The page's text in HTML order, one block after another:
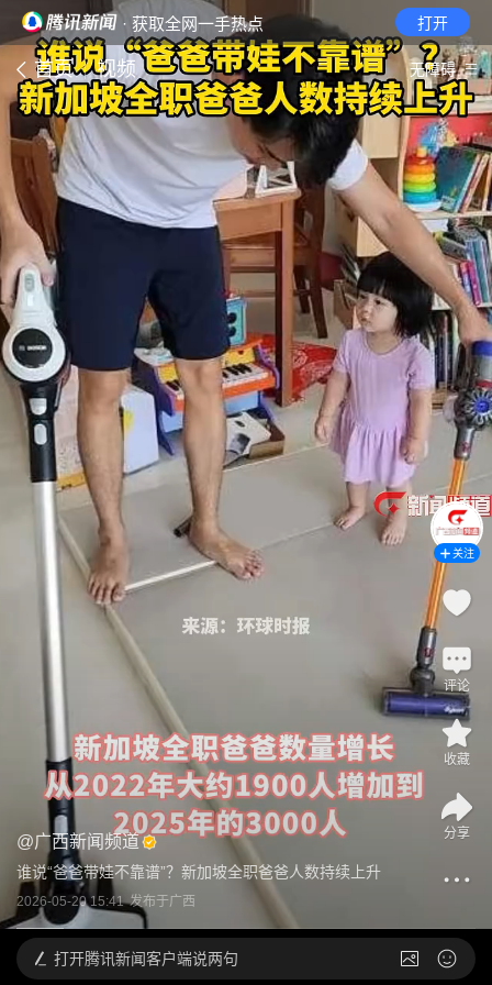
· 获取全网一手热点 打开
首页 视频 无障碍
@广西新闻频道
谁说“爸爸带娃不靠谱”？新加坡全职爸爸人数持续上升
2026-05-20 15:41 发布于广西
关注
评论
收藏
分享
打开腾讯新闻客户端说两句